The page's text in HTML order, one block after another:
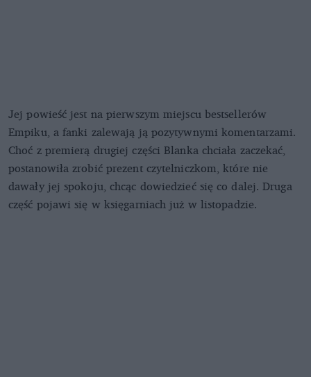
Jej powieść jest na pierwszym miejscu bestsellerów
Empiku, a fanki zalewają ją pozytywnymi komentarzami.
Choć z premierą drugiej części Blanka chciała zaczekać,
postanowiła zrobić prezent czytelniczkom, które nie
dawały jej spokoju, chcąc dowiedzieć się co dalej. Druga
część pojawi się w księgarniach już w listopadzie.